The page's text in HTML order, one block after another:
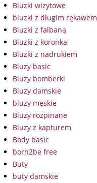
Bluzki wizytowe
bluzki z długim rękawem
Bluzki z falbaną
Bluzki z koronką
Bluzki z nadrukiem
Bluzy basic
Bluzy bomberki
Bluzy damskie
bluzy męskie
Bluzy rozpinane
Bluzy z kapturem
Body basic
born2be free
Buty
buty damskie